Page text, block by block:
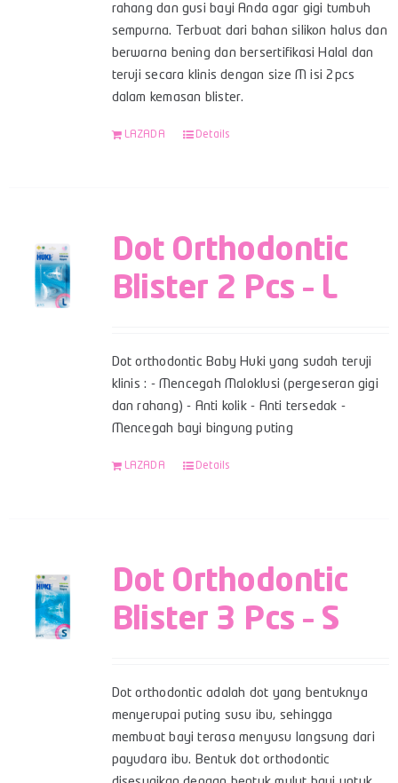
rahang dan gusi bayi Anda agar gigi tumbuh
sempurna. Terbuat dari bahan silikon halus dan
berwarna bening dan bersertifikasi Halal dan
teruji secara klinis dengan size M isi 2pcs
dalam kemasan blister.
LAZADA Details
Dot Orthodontic
Blister 2 Pcs – L
Dot orthodontic Baby Huki yang sudah teruji
klinis : - Mencegah Maloklusi (pergeseran gigi
dan rahang) - Anti kolik - Anti tersedak -
Mencegah bayi bingung puting
LAZADA Details
Dot Orthodontic
Blister 3 Pcs – S
Dot orthodontic adalah dot yang bentuknya
menyerupai puting susu ibu, sehingga
membuat bayi terasa menyusu langsung dari
payudara ibu. Bentuk dot orthodontic